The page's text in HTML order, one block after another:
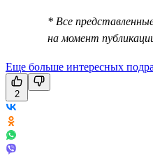
* Все
на момент
Еще больше интересных
2